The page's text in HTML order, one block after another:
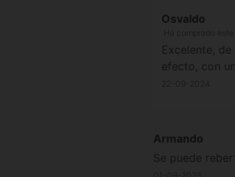
Osvaldo
Excelente,
efecto, con
Armando
Se puede